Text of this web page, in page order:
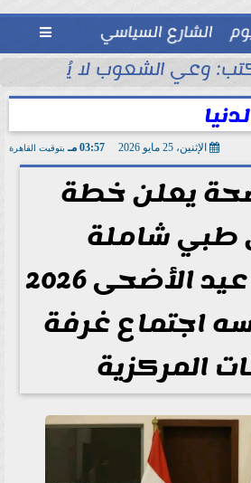
الشارع السياسي 
وعي الشعوب لا يُقاس
الإثنين، 25 مايو 2026 03:57 مـ بتوقيت القاهرة
يعلن خطة
طبي شاملة
لاحتفالات عيد الأضحى 2026
اجتماع غرفة
المركزية